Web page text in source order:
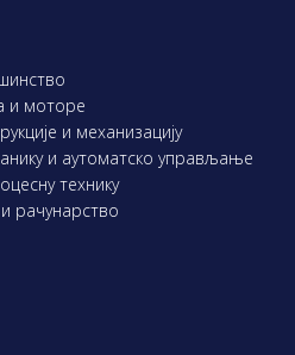
и моторе
и механизацију
и аутоматско управљање
технику
рачунарство